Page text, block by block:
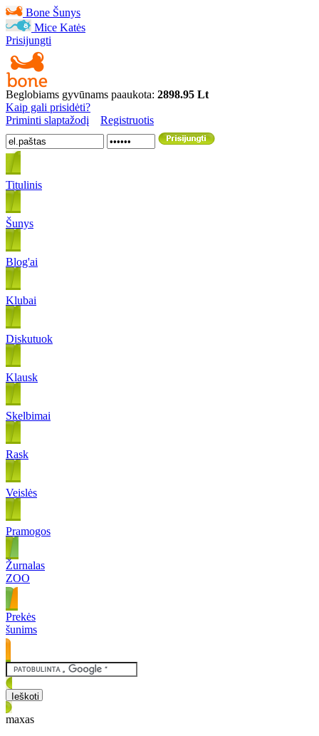
Bone Šunys
Mice Katės
Prisijungti
Beglobiams gyvūnams paaukota: 2898.95 Lt
Kaip gali prisidėti?
Priminti slaptažodį
Registruotis
Titulinis
Šunys
Blog'ai
Klubai
Diskutuok
Klausk
Skelbimai
Rask
Veislės
Pramogos
Žurnalas
ZOO
Prekės
šunims
maxas